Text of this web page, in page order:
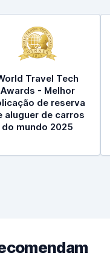
Travel Tech
Awards - Melhor
de reserva
aluguer de carros
do mundo 2025